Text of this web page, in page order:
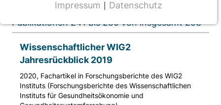
Publikationen 241 bis 250 von insgesamt 298
Wissenschaftlicher WIG2
Jahresrückblick 2019
2020, Fachartikel in Forschungsberichte des WIG2
Instituts (Forschungsberichte des Wissenschaftlichen
Instituts für Gesundheitsökonomie und
NOTWENDIGE COOKIES
CMS Cookie
Name:
fe_typo_user
Anbieter:
TYPO3
Impressum Datenschutz